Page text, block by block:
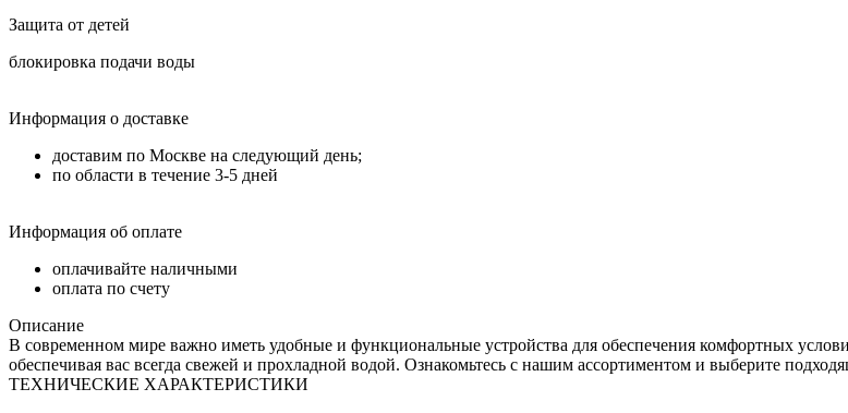
Защита от детей
блокировка подачи воды
Информация о доставке
доставим по Москве на следующий день;
по области в течение 3-5 дней
Информация об оплате
оплачивайте наличными
оплата по счету
Описание
В современном мире важно иметь удобные и функциональные устройства для обеспечения комфортных
обеспечивая вас всегда свежей и прохладной водой. Ознакомьтесь с нашим ассортиментом и выберите
ТЕХНИЧЕСКИЕ ХАРАКТЕРИСТИКИ